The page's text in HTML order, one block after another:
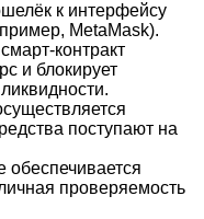
к интерфейсу
MetaMask).
контракт
и блокирует
поступают на
обеспечивается
проверяемость